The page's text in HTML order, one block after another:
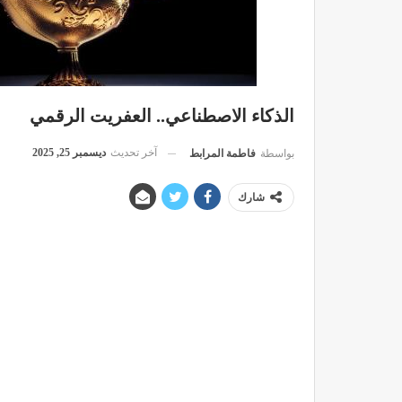
الذكاء الاصطناعي.. العفريت الرقمي
بواسطة فاطمة المرابط آخر تحديث ديسمبر 25, 2025
شارك